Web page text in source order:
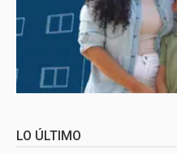
LO ÚLTIMO